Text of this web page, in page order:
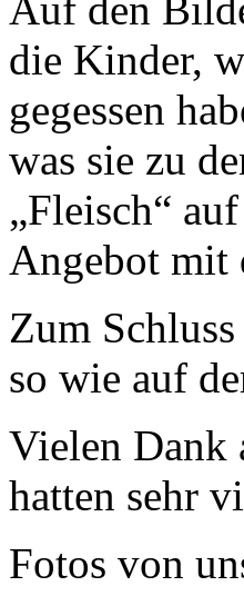
die Kinder,
gegessen
was sie zu
„Fleisch“
Angebot mit
Zum
so wie auf
Vielen Dank
hatten sehr
Fotos von